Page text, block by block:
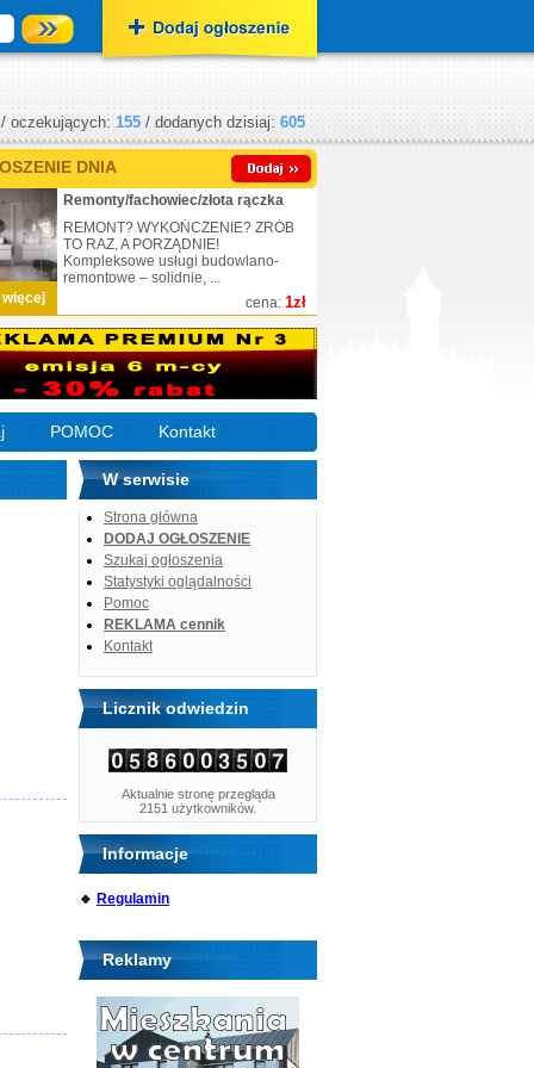
oczekujących: 155 / dodanych dzisiaj: 605
DNIA
więcej cena: 1zł
Remonty/fachowiec/złota rączka
REMONT? WYKOŃCZENIE? ZRÓB
TO RAZ, A PORZĄDNIE!
Kompleksowe usługi budowlano-
remontowe – solidnie, ...
POMOC Kontakt
W serwisie
Strona główna
DODAJ OGŁOSZENIE
Szukaj ogłoszenia
Statystyki oglądalności
Pomoc
REKLAMA cennik
Kontakt
Licznik odwiedzin
Aktualnie stronę przegląda
2151 użytkowników.
Informacje
🔹 Regulamin
Reklamy